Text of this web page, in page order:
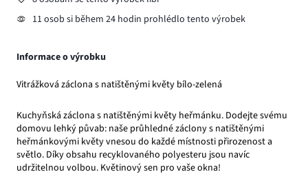
11 osob si během 24 hodin prohlédlo tento výrobek
Informace o výrobku
Vitrážková záclona s natištěnými květy bílo-zelená
Kuchyňská záclona s natištěnými květy heřmánku. Dodejte svému
domovu lehký půvab: naše průhledné záclony s natištěnými
heřmánkovými květy vnesou do každé místnosti přirozenost a
světlo. Díky obsahu recyklovaného polyesteru jsou navíc
udržitelnou volbou. Květinový sen pro vaše okna!